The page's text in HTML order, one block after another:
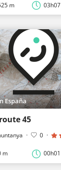
m 03h07
España
45
· 0 ·
m 00h01